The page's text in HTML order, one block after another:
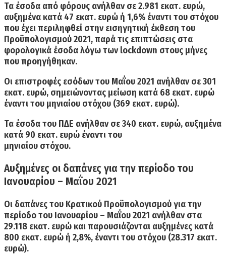
Τα έσοδα από φόρους ανήλθαν σε 2.981 εκατ. ευρώ,
αυξημένα κατά 47 εκατ. ευρώ ή 1,6% έναντι του στόχου
που έχει περιληφθεί στην εισηγητική έκθεση του
Προϋπολογισμού 2021, παρά τις επιπτώσεις στα
φορολογικά έσοδα λόγω των lockdown στους μήνες
που προηγήθηκαν.
Οι επιστροφές εσόδωντου Μαΐου 2021 ανήλθαν σε301
εκατ. ευρώ, σημειώνοντας μείωση κατά 68 εκατ. ευρώ
έναντι του μηνιαίου στόχου (369 εκατ. ευρώ).
Τα έσοδα του ΠΔΕ ανήλθαν σε 340 εκατ. ευρώ, αυξημένα
κατά 90 εκατ. ευρώ έναντι του
μηνιαίου στόχου.
Αυξημένες οι δαπάνες για την περίοδο του
Ιανουαρίου – Μαΐου 2021
Οι δαπάνες του Κρατικού Προϋπολογισμούγια την
περίοδο του Ιανουαρίου – Μαΐου 2021 ανήλθαν στα
29.118 εκατ. ευρώ και παρουσιάζονται αυξημένες κατά
800 εκατ. ευρώ ή 2,8%, έναντι του στόχου (28.317 εκατ.
ευρώ).